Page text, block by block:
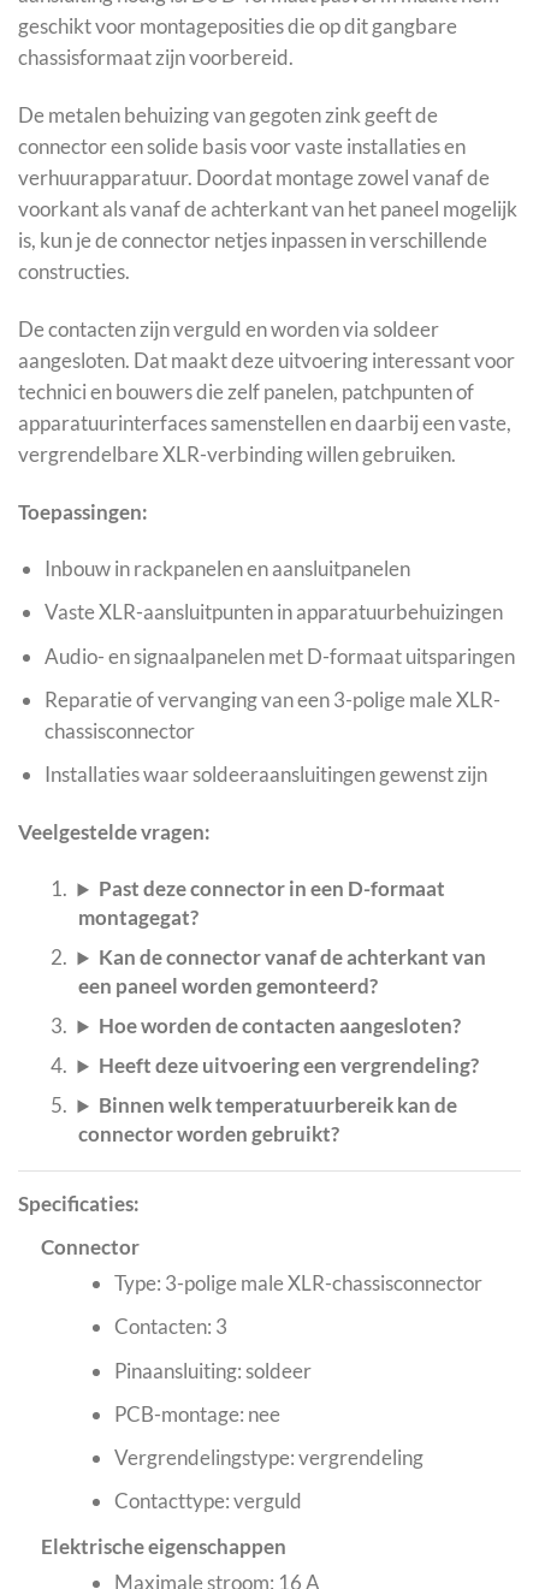
geschikt voor montageposities die op dit gangbare
chassisformaat zijn voorbereid.
De metalen behuizing van gegoten zink geeft de
connector een solide basis voor vaste installaties en
verhuurapparatuur. Doordat montage zowel vanaf de
voorkant als vanaf de achterkant van het paneel mogelijk
is, kun je de connector netjes inpassen in verschillende
constructies.
De contacten zijn verguld en worden via soldeer
aangesloten. Dat maakt deze uitvoering interessant voor
technici en bouwers die zelf panelen, patchpunten of
apparatuurinterfaces samenstellen en daarbij een vaste,
vergrendelbare XLR-verbinding willen gebruiken.
Toepassingen:
Inbouw in rackpanelen en aansluitpanelen
Vaste XLR-aansluitpunten in apparatuurbehuizingen
Audio- en signaalpanelen met D-formaat uitsparingen
Reparatie of vervanging van een 3-polige male XLR-
chassisconnector
Installaties waar soldeeraansluitingen gewenst zijn
Veelgestelde vragen:
Past deze connector in een D-formaat
montagegat?
Kan de connector vanaf de achterkant van
een paneel worden gemonteerd?
Hoe worden de contacten aangesloten?
Heeft deze uitvoering een vergrendeling?
Binnen welk temperatuurbereik kan de
connector worden gebruikt?
Specificaties:
Connector
Type: 3-polige male XLR-chassisconnector
Contacten: 3
Pinaansluiting: soldeer
PCB-montage: nee
Vergrendelingstype: vergrendeling
Contacttype: verguld
Elektrische eigenschappen
Maximale stroom: 16 A